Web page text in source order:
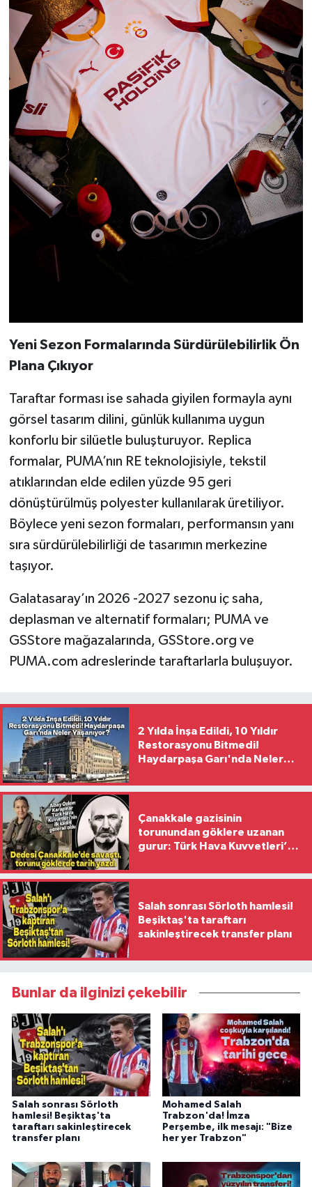
Yeni Sezon Formalarında Sürdürülebilirlik Ön
Plana Çıkıyor
Taraftar forması ise sahada giyilen formayla aynı
görsel tasarım dilini, günlük kullanıma uygun
konforlu bir silüetle buluşturuyor. Replica
formalar, PUMA’nın RE teknolojisiyle, tekstil
atıklarından elde edilen yüzde 95 geri
dönüştürülmüş polyester kullanılarak üretiliyor.
Böylece yeni sezon formaları, performansın yanı
sıra sürdürülebilirliği de tasarımın merkezine
taşıyor.
Galatasaray’ın 2026 -2027 sezonu iç saha,
deplasman ve alternatif formaları; PUMA ve
GSStore mağazalarında, GSStore.org ve
PUMA.com adreslerinde taraftarlarla buluşuyor.
2 Yılda İnşa Edildi, 10 Yıldır
Restorasyonu Bitmedi!
Haydarpaşa Garı'nda Neler
Çanakkale gazisinin
torunundan göklere uzanan
gurur: Türk Hava Kuvvetleri’nin
Salah sonrası Sörloth hamlesi!
Beşiktaş'ta taraftarı
sakinleştirecek transfer planı
Bunlar da ilginizi çekebilir
Salah sonrası Sörloth
hamlesi! Beşiktaş'ta
taraftarı sakinleştirecek
transfer planı
Mohamed Salah
Trabzon'da! İmza
Perşembe, ilk mesajı: "Bize
her yer Trabzon"